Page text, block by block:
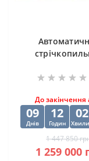
500SA
До закінчення
09
Днів
12
Годин
02
1 447 850
1 259 000